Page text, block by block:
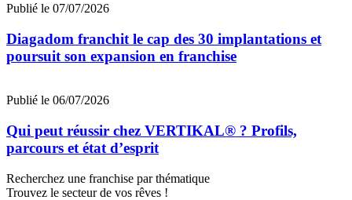
Publié le 07/07/2026
Diagadom franchit le cap des 30 implantations et
poursuit son expansion en franchise
Publié le 06/07/2026
Qui peut réussir chez VERTIKAL® ? Profils,
parcours et état d’esprit
Recherchez une franchise par thématique
Trouvez le secteur de vos rêves !